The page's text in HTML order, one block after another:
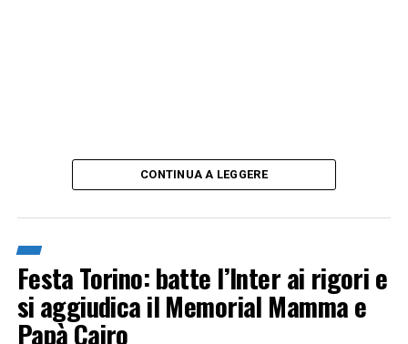
CONTINUA A LEGGERE
Festa Torino: batte l’Inter ai rigori e
si aggiudica il Memorial Mamma e
Papà Cairo